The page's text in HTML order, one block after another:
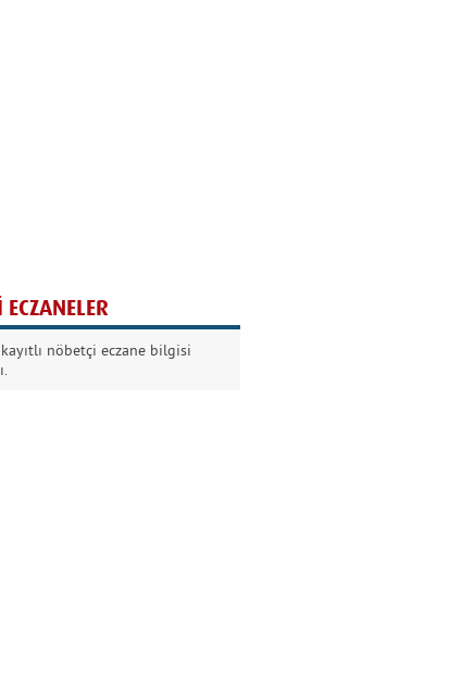
Kurban Bayramında
Dikkat!
ECZANELER
nöbetçi eczane bilgisi